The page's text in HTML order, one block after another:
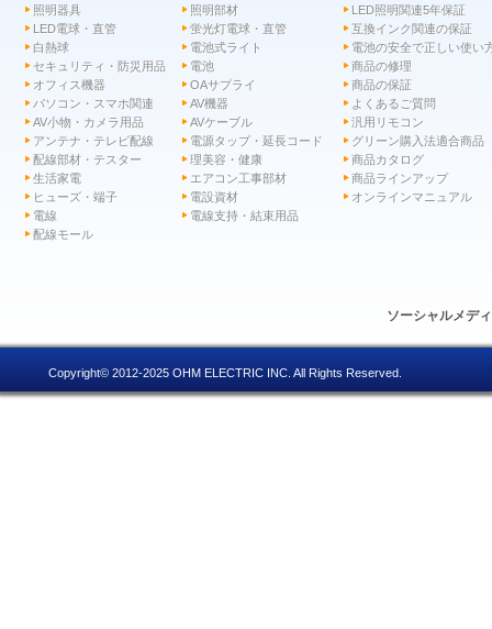
照明器具
照明部材
LED電球・直管
蛍光灯電球・直管
白熱球
電池式ライト
セキュリティ・防災用品
電池
オフィス機器
OAサプライ
パソコン・スマホ関連
AV機器
AV小物・カメラ用品
AVケーブル
アンテナ・テレビ配線
電源タップ・延長コード
配線部材・テスター
理美容・健康
生活家電
エアコン工事部材
ヒューズ・端子
電設資材
電線
電線支持・結束用品
配線モール
LED照明関連5年保証
互換インク関連の保証
電池の安全で正しい使い
商品の修理
商品の保証
よくあるご質問
汎用リモコン
グリーン購入法適合商品
商品カタログ
商品ラインアップ
オンラインマニュアル
ソーシャルメデ
Copyright© 2012-2025 OHM ELECTRIC INC. All Rights Reserved.